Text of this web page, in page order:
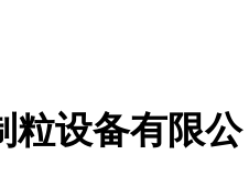
粒设备有限公